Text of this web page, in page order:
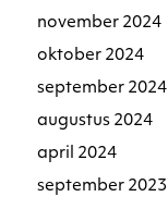
november 2024
oktober 2024
september 2024
augustus 2024
april 2024
september 2023